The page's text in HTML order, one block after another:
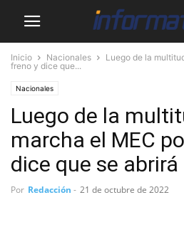
Inicio Nacionales
Luego de la
freno y dice que...
Nacionales
Luego de la
marcha el MEC
dice que se
Por Redacción - 21 de octubre de 2022